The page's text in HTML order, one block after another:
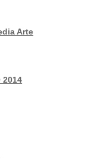
Arte
2014